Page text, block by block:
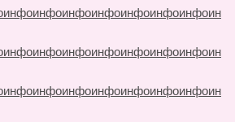
инфоинфоинфоинфоинфоинфоинфоин
инфоинфоинфоинфоинфоинфоинфоин
инфоинфоинфоинфоинфоинфоинфоин